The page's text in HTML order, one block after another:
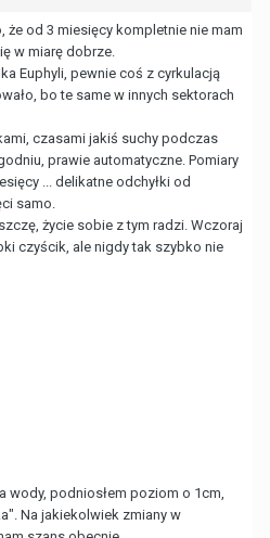
że od 3 miesięcy kompletnie nie mam
w miarę dobrze.
Euphyli, pewnie coś z cyrkulacją
bo te same w innych sektorach
czasami jakiś suchy podczas
prawie automatyczne. Pomiary
... delikatne odchyłki od
samo.
życie sobie z tym radzi. Wczoraj
czyścik, ale nigdy tak szybko nie
wody, podniosłem poziom o 1cm,
Na jakiekolwiek zmiany w